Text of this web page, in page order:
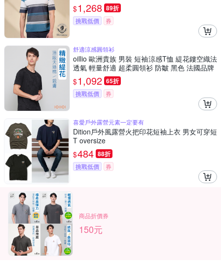
$1,268 89折
挑戰低價 券
舒適涼感圓領衫
oillio 歐洲貴族 男裝 短袖涼感T恤 緹花鏤空織法
透氣 輕量舒適 超柔圓領衫 防皺 黑色 法國品牌
$1,092 65折
挑戰低價 券
喜愛戶外露營元素一定要有
Dition戶外風露營火把印花短袖上衣 男女可穿短
T oversize
$484 88折
挑戰低價 券
商品折價券
150元